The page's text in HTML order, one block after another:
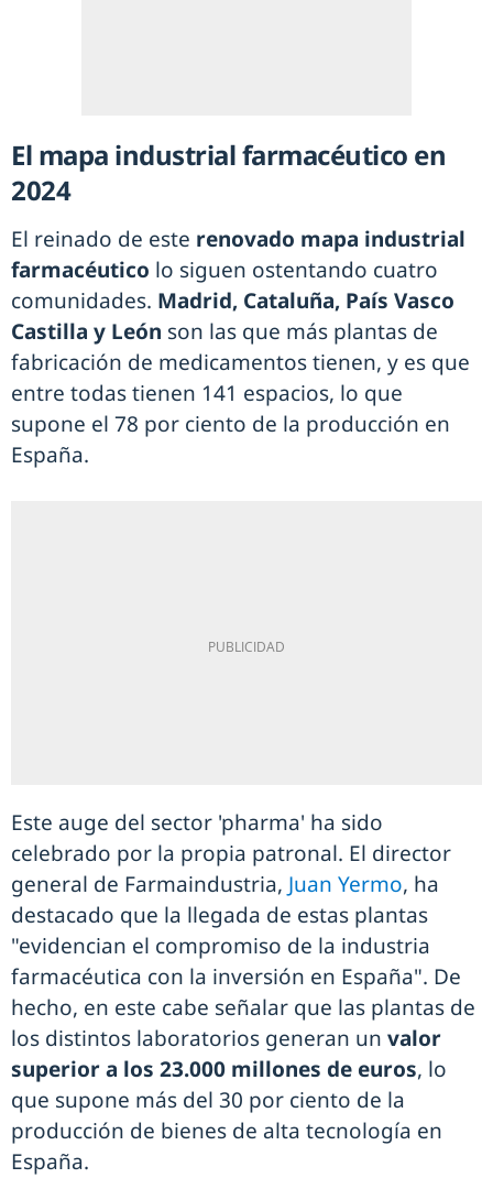
El mapa industrial farmacéutico en
2024
El reinado de este renovado mapa industrial
farmacéutico lo siguen ostentando cuatro
comunidades. Madrid, Cataluña, País Vasco
Castilla y León son las que más plantas de
fabricación de medicamentos tienen, y es que
entre todas tienen 141 espacios, lo que
supone el 78 por ciento de la producción en
España.
Este auge del sector 'pharma' ha sido
celebrado por la propia patronal. El director
general de Farmaindustria, Juan Yermo, ha
destacado que la llegada de estas plantas
"evidencian el compromiso de la industria
farmacéutica con la inversión en España". De
hecho, en este cabe señalar que las plantas de
los distintos laboratorios generan un valor
superior a los 23.000 millones de euros, lo
que supone más del 30 por ciento de la
producción de bienes de alta tecnología en
España.